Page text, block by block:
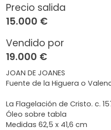
Precio salida
15.000 €
Vendido por
19.000 €
JOAN DE JOANES
Fuente de la Higuera o
La Flagelación de Cristo. c.
Óleo sobre tabla
Medidas 62,5 x 41,6 cm